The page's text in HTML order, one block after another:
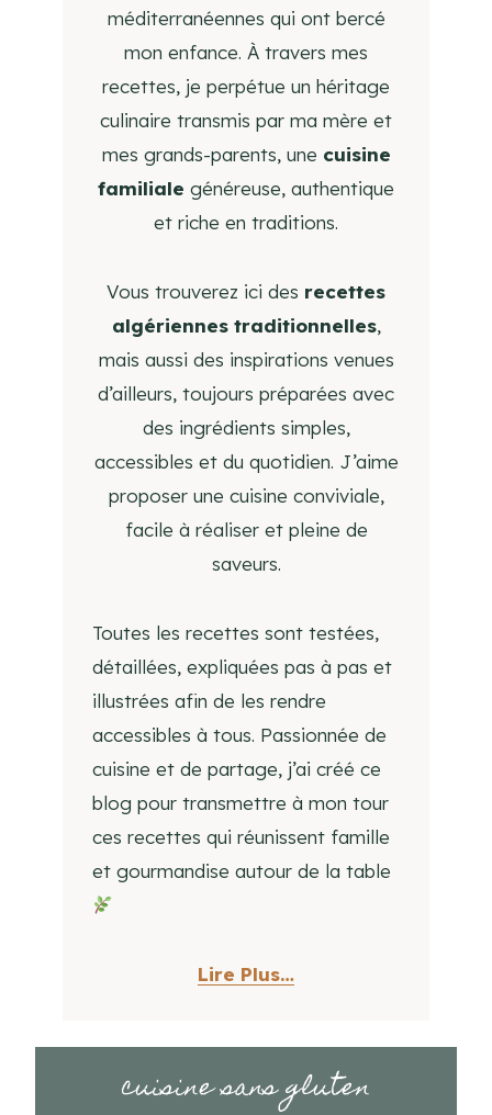
méditerranéennes qui ont bercé
mon enfance. À travers mes
recettes, je perpétue un héritage
culinaire transmis par ma mère et
mes grands-parents, une cuisine
familiale généreuse, authentique
et riche en traditions.
Vous trouverez ici des recettes
algériennes traditionnelles,
mais aussi des inspirations venues
d’ailleurs, toujours préparées avec
des ingrédients simples,
accessibles et du quotidien. J’aime
proposer une cuisine conviviale,
facile à réaliser et pleine de
saveurs.
Toutes les recettes sont testées,
détaillées, expliquées pas à pas et
illustrées afin de les rendre
accessibles à tous. Passionnée de
cuisine et de partage, j’ai créé ce
blog pour transmettre à mon tour
ces recettes qui réunissent famille
et gourmandise autour de la table
Lire Plus…
cuisine sans gluten